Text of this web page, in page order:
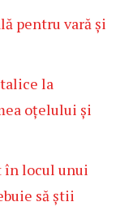
pentru vară și
la
oțelului și
în locul unui
să știi